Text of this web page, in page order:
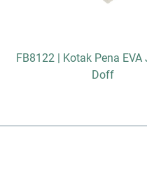
FB8122 | Kotak Pena EVA
Doff